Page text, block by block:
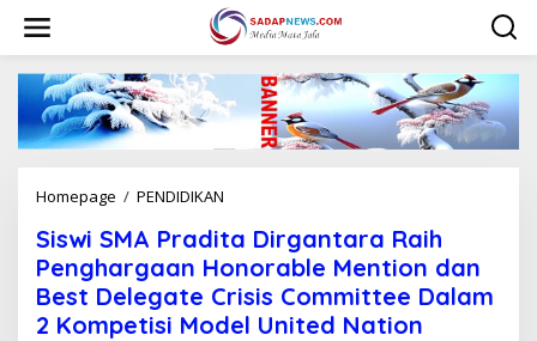
w
Homepage / PENDIDIKAN
s
w
i
S
M
Siswi SMA Pradita Dirgantara Raih
Penghargaan Honorable Mention dan
Best Delegate Crisis Committee Dalam
2 Kompetisi Model United Nation